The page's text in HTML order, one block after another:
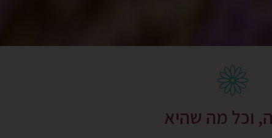
וכל מה שהיא